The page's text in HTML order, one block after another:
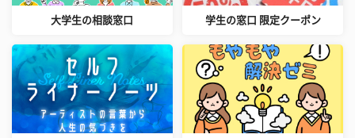
大学生の相談窓口 学生の窓口 限定クーポン